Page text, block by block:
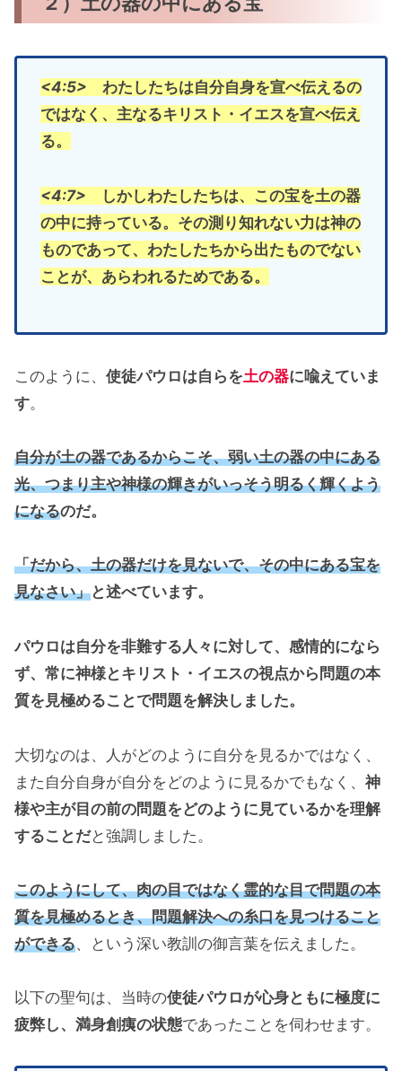
<4:5> わたしたちは自分自身を宣べ伝えるの
ではなく、主なるキリスト・イエスを宣べ伝え
る。
<4:7> しかしわたしたちは、この宝を土の器
の中に持っている。その測り知れない力は神の
ものであって、わたしたちから出たものでない
ことが、あらわれるためである。
このように、 使徒パウロは自らを土の器に喩えていま
す。
自分が土の器であるからこそ、弱い土の器の中にある
光、つまり主や神様の輝きがいっそう明るく輝くよう
になるのだ。
「だから、土の器だけを見ないで、その中にある宝を
見なさい」と述べています。
パウロは自分を非難する人々に対して、感情的になら
ず、常に神様とキリスト・イエスの視点から問題の本
質を見極めることで問題を解決しました。
大切なのは、人がどのように自分を見るかではなく、
また自分自身が自分をどのように見るかでもなく、 神
様や主が目の前の問題をどのように見ているかを理解
することだと強調しました。
このようにして、肉の目ではなく霊的な目で問題の本
質を見極めるとき、問題解決への糸口を見つけること
ができる、という深い教訓の御言葉を伝えました。
以下の聖句は、当時の使徒パウロが心身ともに極度に
疲弊し、満身創痍の状態であったことを伺わせます。